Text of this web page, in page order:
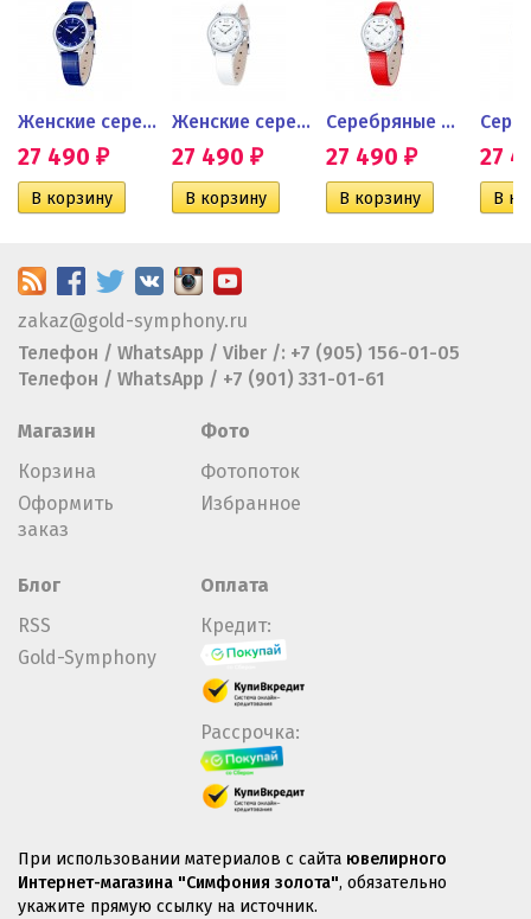
Женские серебряные часы с...
27 490 ₽
Женские серебряные часы...
27 490 ₽
Серебряные женские часы с...
27 490 ₽ 27
zakaz@gold-symphony.ru
Телефон / WhatsApp / Viber /: +7 (905) 156-01-05
Телефон / WhatsApp / +7 (901) 331-01-61
Магазин
Корзина
Оформить
заказ
Фото
Фотопоток
Избранное
Блог
RSS
Gold-Symphony
Оплата
Кредит:
Рассрочка:
При использовании материалов с сайта ювелирного
Интернет-магазина "Симфония золота", обязательно
укажите прямую ссылку на источник.